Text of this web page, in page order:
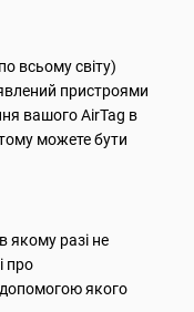
всьому світу)
пристроями
вашого AirTag в
можете бути
якому разі не
про
якого